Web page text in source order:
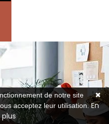
✖
de notre site
acceptez leur utilisation.En